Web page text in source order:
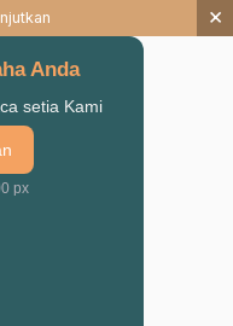
×
Anda
setia Kami
px